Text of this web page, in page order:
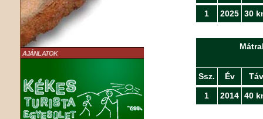
AJÁNLATOK
1 2025 30
Ssz. Év Táv
1 2014 40